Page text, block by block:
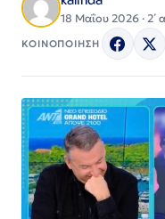
18 Μαΐου 2026 · 2΄
ΚΟΙΝΟΠΟΙΗΣΗ